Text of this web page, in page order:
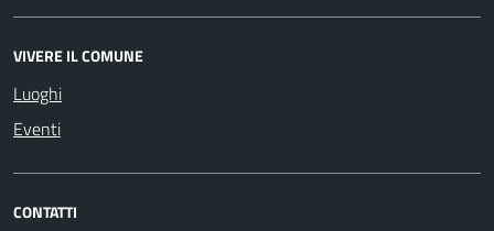
VIVERE IL COMUNE
Luoghi
Eventi
CONTATTI